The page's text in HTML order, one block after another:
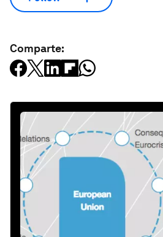
Comparte: